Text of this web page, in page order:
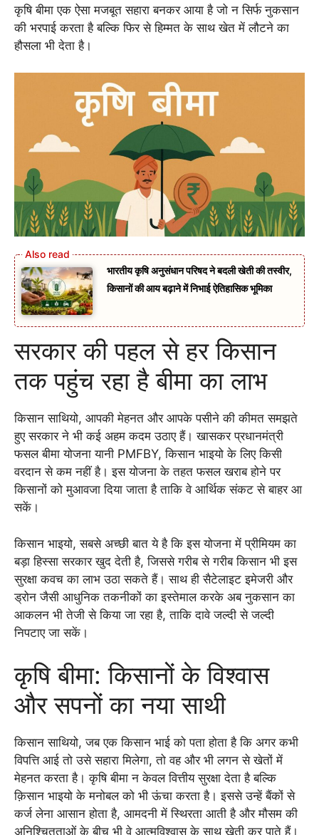
कृषि बीमा एक ऐसा मजबूत सहारा बनकर आया है जो न सिर्फ नुकसान
की भरपाई करता है बल्कि फिर से हिम्मत के साथ खेत में लौटने का
हौसला भी देता है।
भारतीय कृषि अनुसंधान परिषद ने बदली खेती की तस्वीर,
किसानों की आय बढ़ाने में निभाई ऐतिहासिक भूमिका
सरकार की पहल से हर किसान
तक पहुंच रहा है बीमा का लाभ
किसान साथियो, आपकी मेहनत और आपके पसीने की कीमत समझते
हुए सरकार ने भी कई अहम कदम उठाए हैं। खासकर प्रधानमंत्री
फसल बीमा योजना यानी PMFBY, किसान भाइयो के लिए किसी
वरदान से कम नहीं है। इस योजना के तहत फसल खराब होने पर
किसानों को मुआवजा दिया जाता है ताकि वे आर्थिक संकट से बाहर आ
सकें।
किसान भाइयो, सबसे अच्छी बात ये है कि इस योजना में प्रीमियम का
बड़ा हिस्सा सरकार खुद देती है, जिससे गरीब से गरीब किसान भी इस
सुरक्षा कवच का लाभ उठा सकते हैं। साथ ही सैटेलाइट इमेजरी और
ड्रोन जैसी आधुनिक तकनीकों का इस्तेमाल करके अब नुकसान का
आकलन भी तेजी से किया जा रहा है, ताकि दावे जल्दी से जल्दी
निपटाए जा सकें।
कृषि बीमा: किसानों के विश्वास
और सपनों का नया साथी
किसान साथियो, जब एक किसान भाई को पता होता है कि अगर कभी
विपत्ति आई तो उसे सहारा मिलेगा, तो वह और भी लगन से खेतों में
मेहनत करता है। कृषि बीमा न केवल वित्तीय सुरक्षा देता है बल्कि
क़िसान भाइयो के मनोबल को भी ऊंचा करता है। इससे उन्हें बैंकों से
कर्ज लेना आसान होता है, आमदनी में स्थिरता आती है और मौसम की
अनिश्चितताओं के बीच भी वे आत्मविश्वास के साथ खेती कर पाते हैं।